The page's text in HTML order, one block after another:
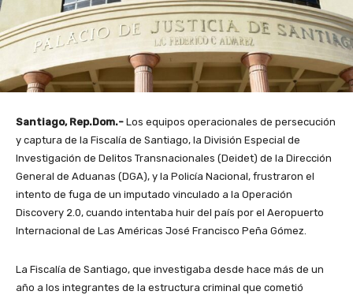
Santiago, Rep.Dom.- Los equipos operacionales de persecución
y captura de la Fiscalía de Santiago, la División Especial de
Investigación de Delitos Transnacionales (Deidet) de la Dirección
General de Aduanas (DGA), y la Policía Nacional, frustraron el
intento de fuga de un imputado vinculado a la Operación
Discovery 2.0, cuando intentaba huir del país por el Aeropuerto
Internacional de Las Américas José Francisco Peña Gómez.
La Fiscalía de Santiago, que investigaba desde hace más de un
año a los integrantes de la estructura criminal que cometió